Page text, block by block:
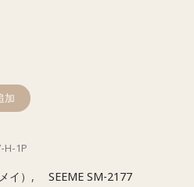
加
H-1P
イ） ,
SEEME SM-2177